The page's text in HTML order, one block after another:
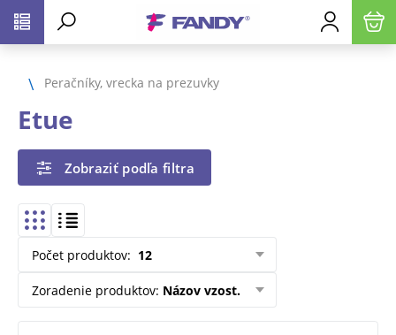
Peračníky, vrecka na prezuvky
Etue
Zobraziť podľa filtra
Počet produktov: 12
Zoradenie produktov: Názov vzost.